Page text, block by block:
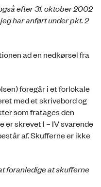
efter 31. oktober 2002
har anført under pkt. 2
ad en nedkørsel fra
foregår i et forlokale
med et skrivebord og
som fratages den
er skrevet I – IV svarende
af. Skufferne er ikke
foranledige at skufferne